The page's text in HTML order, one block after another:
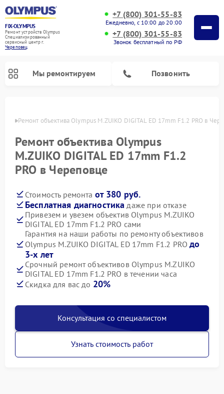
FIX-OLYMPUS
Ремонт устройств Olympus
Специализированный
cервисный центр г.
Череповец
+7 (800) 301-55-83
Ежедневно, с 10:00 до 20:00
+7 (800) 301-55-83
Звонок бесплатный по РФ
Мы ремонтируем Позвонить
Ремонт объектива Olympus M.ZUIKO DIGITAL ED 17mm F1.2 PRO в
Ремонт объектива Olympus
M.ZUIKO DIGITAL ED 17mm F1.2
PRO в Череповце
Стоимость ремонта от 380 руб.
Бесплатная диагностика даже при отказе
Привезем и увезем объектив Olympus M.ZUIKO
DIGITAL ED 17mm F1.2 PRO сами
Гарантия на наши работы по ремонту объективов
Olympus M.ZUIKO DIGITAL ED 17mm F1.2 PROдо
3-х лет
Срочный ремонт объективов Olympus M.ZUIKO
DIGITAL ED 17mm F1.2 PRO в течении часа
Скидка для вас до 20%
Консультация со специалистом
Узнать стоимость работ